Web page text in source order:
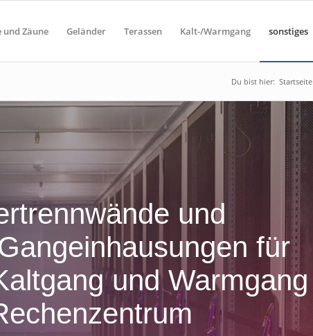
und Zäune Geländer Terassen Kalt-/Warmgang sonstiges
Du bist hier: Startseite
und
für
und Warmgang